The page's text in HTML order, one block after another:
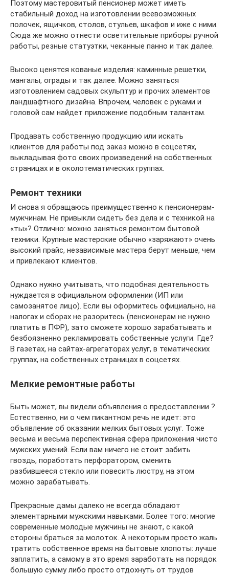
Поэтому мастеровитый пенсионер может иметь
стабильный доход на изготовлении всевозможных
полочек, ящичков, столов, стульев, шкафов и иже с ними.
Сюда же можно отнести осветительные приборы ручной
работы, резные статуэтки, чеканные панно и так далее.
Высоко ценятся кованые изделия: каминные решетки,
мангалы, ограды и так далее. Можно заняться
изготовлением садовых скульптур и прочих элементов
ландшафтного дизайна. Впрочем, человек с руками и
головой сам найдет приложение подобным талантам.
Продавать собственную продукцию или искать
клиентов для работы под заказ можно в соцсетях,
выкладывая фото своих произведений на собственных
страницах и в околотематических группах.
Ремонт техники
И снова я обращаюсь преимущественно к пенсионерам-
мужчинам. Не привыкли сидеть без дела и с техникой на
«ты»? Отлично: можно заняться ремонтом бытовой
техники. Крупные мастерские обычно «заряжают» очень
высокий прайс, независимые мастера берут меньше, чем
и привлекают клиентов.
Однако нужно учитывать, что подобная деятельность
нуждается в официальном оформлении (ИП или
самозанятое лицо). Если вы оформитесь официально, на
налогах и сборах не разоритесь (пенсионерам не нужно
платить в ПФР), зато сможете хорошо зарабатывать и
безбоязненно рекламировать собственные услуги. Где?
В газетах, на сайтах-агрегаторах услуг, в тематических
группах, на собственных страницах в соцсетях.
Мелкие ремонтные работы
Быть может, вы видели объявления о предоставлении ?
Естественно, ни о чем пикантном речь не идет: это
объявление об оказании мелких бытовых услуг. Тоже
весьма и весьма перспективная сфера приложения чисто
мужских умений. Если вам ничего не стоит забить
гвоздь, поработать перфоратором, сменить
разбившееся стекло или повесить люстру, на этом
можно зарабатывать.
Прекрасные дамы далеко не всегда обладают
элементарными мужскими навыками. Более того: многие
современные молодые мужчины не знают, с какой
стороны браться за молоток. А некоторым просто жаль
тратить собственное время на бытовые хлопоты: лучше
заплатить, а самому в это время заработать на порядок
большую сумму либо просто отдохнуть от трудов